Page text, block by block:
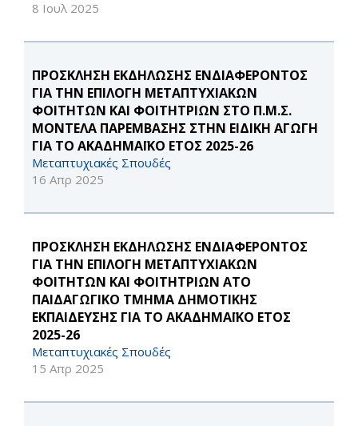
8 Ιουλ 2025
ΠΡΟΣΚΛΗΣΗ ΕΚΔΗΛΩΣΗΣ ΕΝΔΙΑΦΕΡΟΝΤΟΣ
ΓΙΑ ΤΗΝ ΕΠΙΛΟΓΗ ΜΕΤΑΠΤΥΧΙΑΚΩΝ
ΦΟΙΤΗΤΩΝ ΚΑΙ ΦΟΙΤΗΤΡΙΩΝ ΣΤΟ Π.Μ.Σ.
ΜΟΝΤΕΛΑ ΠΑΡΕΜΒΑΣΗΣ ΣΤΗΝ ΕΙΔΙΚΗ ΑΓΩΓΗ
ΓΙΑ ΤΟ ΑΚΑΔΗΜΑΪΚΟ ΕΤΟΣ 2025-26
Μεταπτυχιακές Σπουδές
16 Απρ 2025
ΠΡΟΣΚΛΗΣΗ ΕΚΔΗΛΩΣΗΣ ΕΝΔΙΑΦΕΡΟΝΤΟΣ
ΓΙΑ ΤΗΝ ΕΠΙΛΟΓΗ ΜΕΤΑΠΤΥΧΙΑΚΩΝ
ΦΟΙΤΗΤΩΝ ΚΑΙ ΦΟΙΤΗΤΡΙΩΝ ΑΤΟ
ΠΑΙΔΑΓΩΓΙΚΟ ΤΜΗΜΑ ΔΗΜΟΤΙΚΗΣ
ΕΚΠΑΙΔΕΥΣΗΣ ΓΙΑ ΤΟ ΑΚΑΔΗΜΑΪΚΟ ΕΤΟΣ
2025-26
Μεταπτυχιακές Σπουδές
15 Απρ 2025